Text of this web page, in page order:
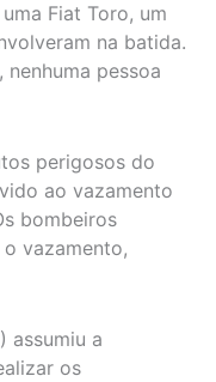
Fiat Toro, um
na batida.
pessoa
perigosos do
ao vazamento
bombeiros
vazamento,
assumiu a
os